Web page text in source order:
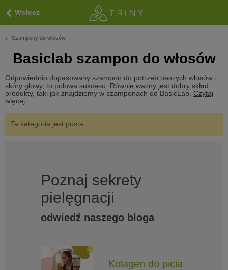
Wstecz
Szampony do włosów
Basiclab szampon do włosów
Odpowiednio dopasowany szampon do potrzeb naszych włosów i
skóry głowy, to połowa sukcesu. Równie ważny jest dobry skład
produkty, taki jak znajdziemy w szamponach od BasicLab. Czytaj
więcej
Ta kategoria jest pusta
Poznaj sekrety
pielęgnacji
odwiedź naszego bloga
Kolagen do picia